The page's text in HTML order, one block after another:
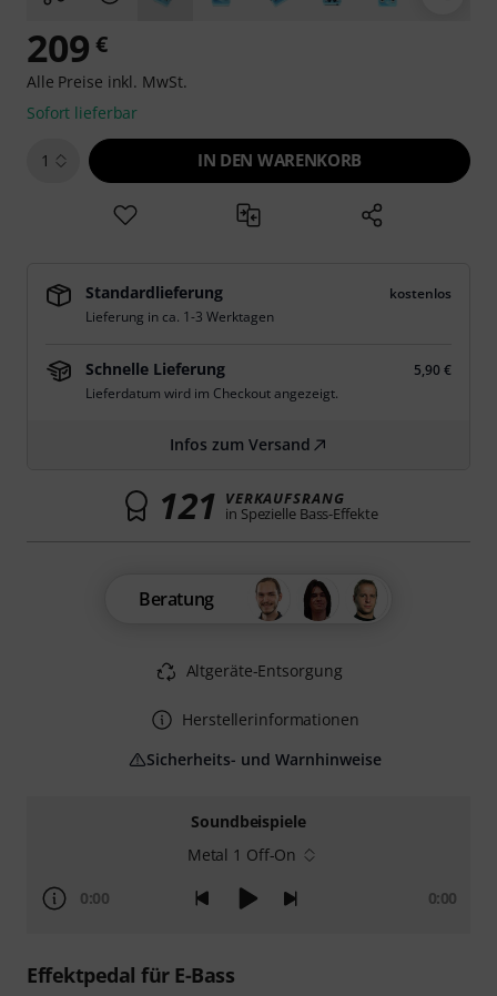
Soundbeispiele
Metal 1 Off-On
0:00 0:00
Effektpedal für E-Bass
209 €
Alle Preise inkl. MwSt.
Sofort lieferbar
1 IN DEN WARENKORB
Standardlieferung
kostenlos
Lieferung in ca. 1-3 Werktagen
Schnelle Lieferung
5,90 €
Lieferdatum wird im Checkout angezeigt.
Infos zum Versand
121 VERKAUFSRANG
in Spezielle Bass-Effekte
Beratung
Altgeräte-Entsorgung
Herstellerinformationen
Sicherheits- und Warnhinweise